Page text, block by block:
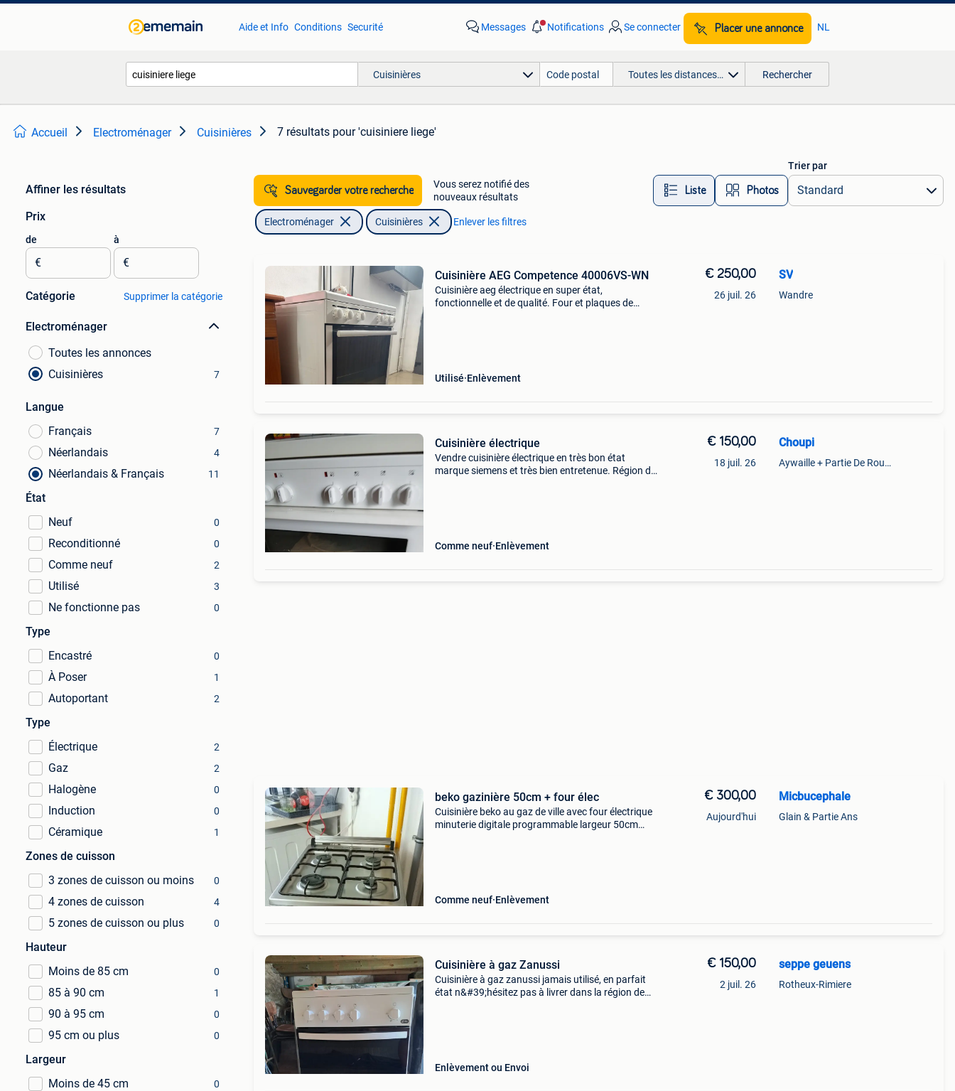
Aide et Info Conditions Securité Messages Notifications Se connecter Placer une annonce NL
Cuisinières Toutes les distances… Rechercher
Accueil Electroménager Cuisinières 7 résultats pour 'cuisiniere liege'
Affiner les résultats
Prix
de
€
à
€
Catégorie Supprimer la catégorie
Electroménager
Toutes les annonces
Cuisinières
7
Langue
Français
7
Néerlandais 4
Néerlandais & Français 11
État
Neuf
0
Reconditionné 0
Comme neuf 2
Utilisé 3
Ne fonctionne pas 0
Type
Encastré
0
À Poser 1
Autoportant 2
Type
Électrique
2
Gaz 2
Halogène 0
Induction 0
Céramique 1
Zones de cuisson
3 zones de cuisson ou moins
0
4 zones de cuisson 4
5 zones de cuisson ou plus 0
Hauteur
Moins de 85 cm
0
85 à 90 cm 1
90 à 95 cm 0
95 cm ou plus 0
Largeur
Moins de 45 cm
0
Sauvegarder votre recherche
Vous serez notifié des
nouveaux résultats
Liste Photos
Trier par
Electroménager Cuisinières Enlever les filtres
Cuisinière AEG Competence 40006VS-WN
Cuisinière aeg électrique en super état,
fonctionnelle et de qualité. Four et plaques de
Utilisé Enlèvement
€ 250,00
26 juil. 26
SV
Wandre
Cuisinière électrique
Vendre cuisinière électrique en très bon état
marque siemens et très bien entretenue. Région de
Comme neuf Enlèvement
€ 150,00
18 juil. 26
Choupi
Aywaille + Partie De Rouvreux
beko gazinière 50cm + four élec
Cuisinière beko au gaz de ville avec four électrique
minuterie digitale programmable largeur 50cm
Comme neuf Enlèvement
€ 300,00
Aujourd'hui
Micbucephale
Glain & Partie Ans
Cuisinière à gaz Zanussi
Cuisinière à gaz zanussi jamais utilisé, en parfait
état n&#39;hésitez pas à livrer dans la région de
Enlèvement ou Envoi
€ 150,00
2 juil. 26
seppe geuens
Rotheux-Rimiere